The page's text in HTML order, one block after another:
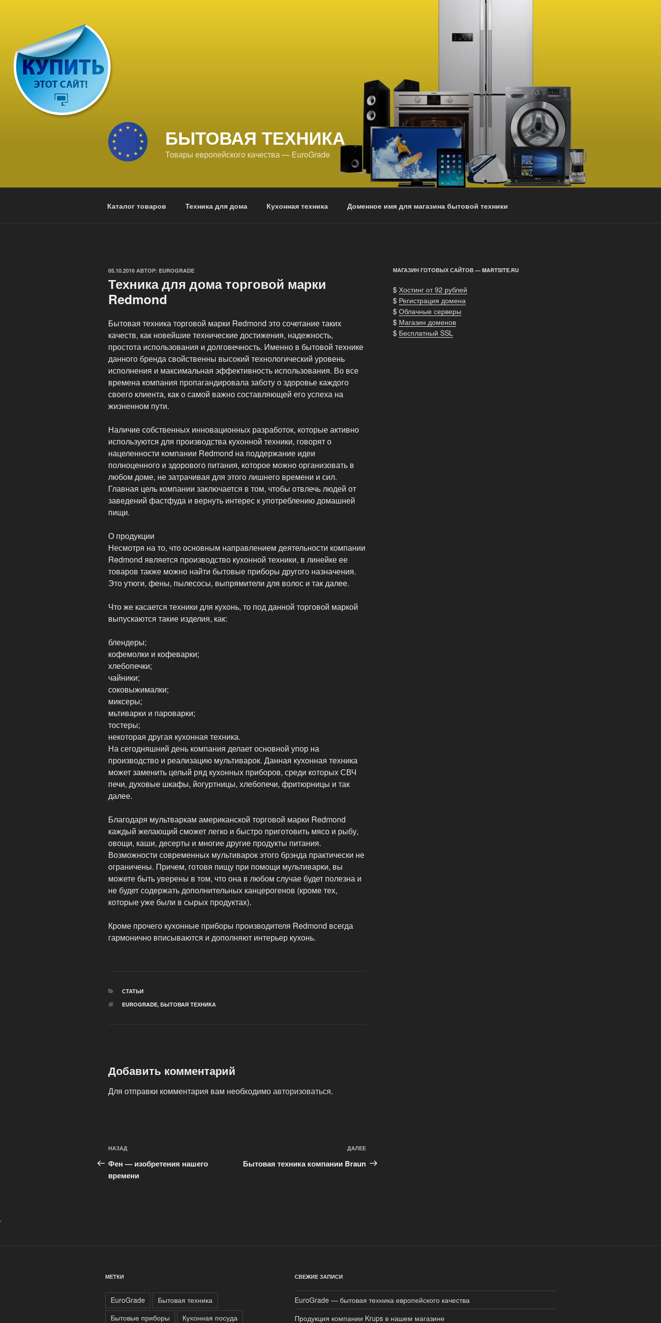
БЫТОВАЯ ТЕХНИКА
Товары европейского качества — EuroGrade
Каталог товаров Техника для дома Кухонная техника Доменное имя для магазина бытовой техники
ОПУБЛИКОВАНО
05.10.2016 АВТОР: EUROGRADE
Техника для дома торговой марки
Redmond
Бытовая техника торговой марки Redmond это сочетание таких
качеств, как новейшие технические достижения, надежность,
простота использования и долговечность. Именно в бытовой технике
данного бренда свойственны высокий технологический уровень
исполнения и максимальная эффективность использования. Во все
времена компания пропагандировала заботу о здоровье каждого
своего клиента, как о самой важно составляющей его успеха на
жизненном пути.
Наличие собственных инновационных разработок, которые активно
используются для производства кухонной техники, говорят о
нацеленности компании Redmond на поддержание идеи
полноценного и здорового питания, которое можно организовать в
любом доме, не затрачивая для этого лишнего времени и сил.
Главная цель компании заключается в том, чтобы отвлечь людей от
заведений фастфуда и вернуть интерес к употреблению домашней
пищи.
О продукции
Несмотря на то, что основным направлением деятельности компании
Redmond является производство кухонной техники, в линейке ее
товаров также можно найти бытовые приборы другого назначения.
Это утюги, фены, пылесосы, выпрямители для волос и так далее.
Что же касается техники для кухонь, то под данной торговой маркой
выпускаются такие изделия, как:
блендеры;
кофемолки и кофеварки;
хлебопечки;
чайники;
соковыжималки;
миксеры;
мьтиварки и пароварки;
тостеры;
некоторая другая кухонная техника.
На сегодняшний день компания делает основной упор на
производство и реализацию мультиварок. Данная кухонная техника
может заменить целый ряд кухонных приборов, среди которых СВЧ
печи, духовые шкафы, йогуртницы, хлебопечи, фритюрницы и так
далее.
Благодаря мультваркам американской торговой марки Redmond
каждый желающий сможет легко и быстро приготовить мясо и рыбу,
овощи, каши, десерты и многие другие продукты питания.
Возможности современных мультиварок этого брэнда практически не
ограничены. Причем, готовя пищу при помощи мультиварки, вы
можете быть уверены в том, что она в любом случае будет полезна и
не будет содержать дополнительных канцерогенов (кроме тех,
которые уже были в сырых продуктах).
Кроме прочего кухонные приборы производителя Redmond всегда
гармонично вписываются и дополняют интерьер кухонь.
РУБРИКИ
СТАТЬИ
МЕТКИ
EUROGRADE, БЫТОВАЯ ТЕХНИКА
Добавить комментарий
Для отправки комментария вам необходимоавторизоваться.
Навигация
по
записям
Предыдущая
запись:
НАЗАД
Фен — изобретения нашего
времени
запись
ДАЛЕЕ
Бытовая техника компании Braun
МАГАЗИН ГОТОВЫХ САЙТОВ — MARTSITE.RU
$ Хостинг от 92 рублей
$ Регистрация домена
$ Облачные серверы
$ Магазин доменов
$ Бесплатный SSL
.
МЕТКИ
EuroGrade
Бытовая техника
Бытовые приборы
Кухонная посуда
СВЕЖИЕ ЗАПИСИ
EuroGrade — бытовая техника европейского качества
Продукция компании Krups в нашем магазине